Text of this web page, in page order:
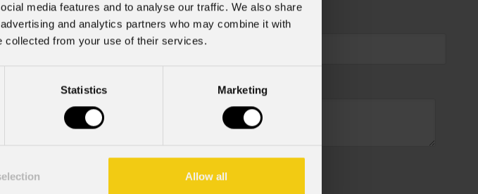
media features and to analyse our traffic. We also share
and analytics partners who may combine it with
collected from your use of their services.
Statistics Marketing
Allow all
Cell.
marketing.